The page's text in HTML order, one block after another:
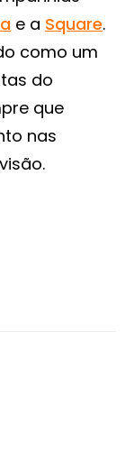
e a Square.
como um
do
que
nas